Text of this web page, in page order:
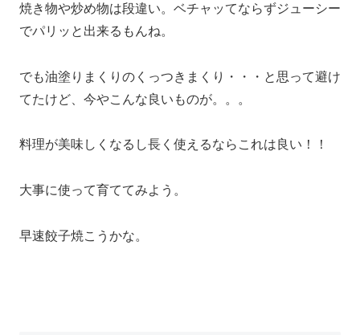
焼き物や炒め物は段違い。ベチャッてならずジューシー
でパリッと出来るもんね。
でも油塗りまくりのくっつきまくり・・・と思って避け
てたけど、今やこんな良いものが。。。
料理が美味しくなるし長く使えるならこれは良い！！
大事に使って育ててみよう。
早速餃子焼こうかな。